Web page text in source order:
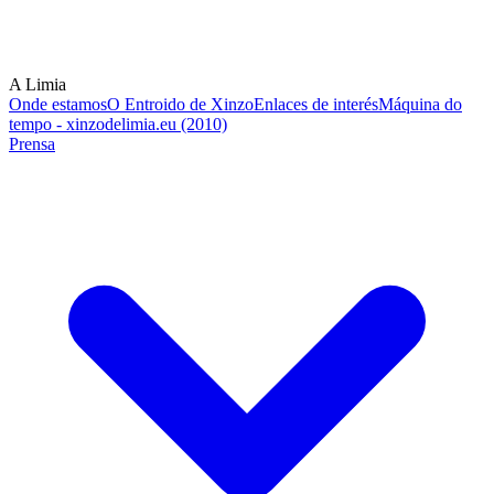
A Limia
Onde estamosO Entroido de XinzoEnlaces de interésMáquina do
tempo - xinzodelimia.eu (2010)
Prensa